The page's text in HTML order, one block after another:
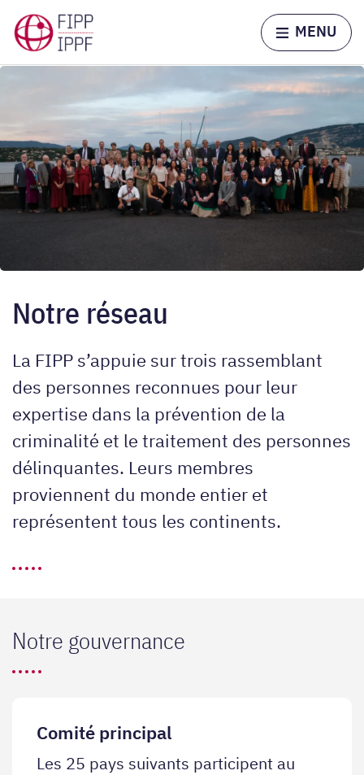
Home page
MENU
Notre réseau
La FIPP s’appuie sur trois rassemblant
des personnes reconnues pour leur
expertise dans la prévention de la
criminalité et le traitement des personnes
délinquantes. Leurs membres
proviennent du monde entier et
représentent tous les continents.
Notre gouvernance
Comité principal
Les 25 pays suivants participent au